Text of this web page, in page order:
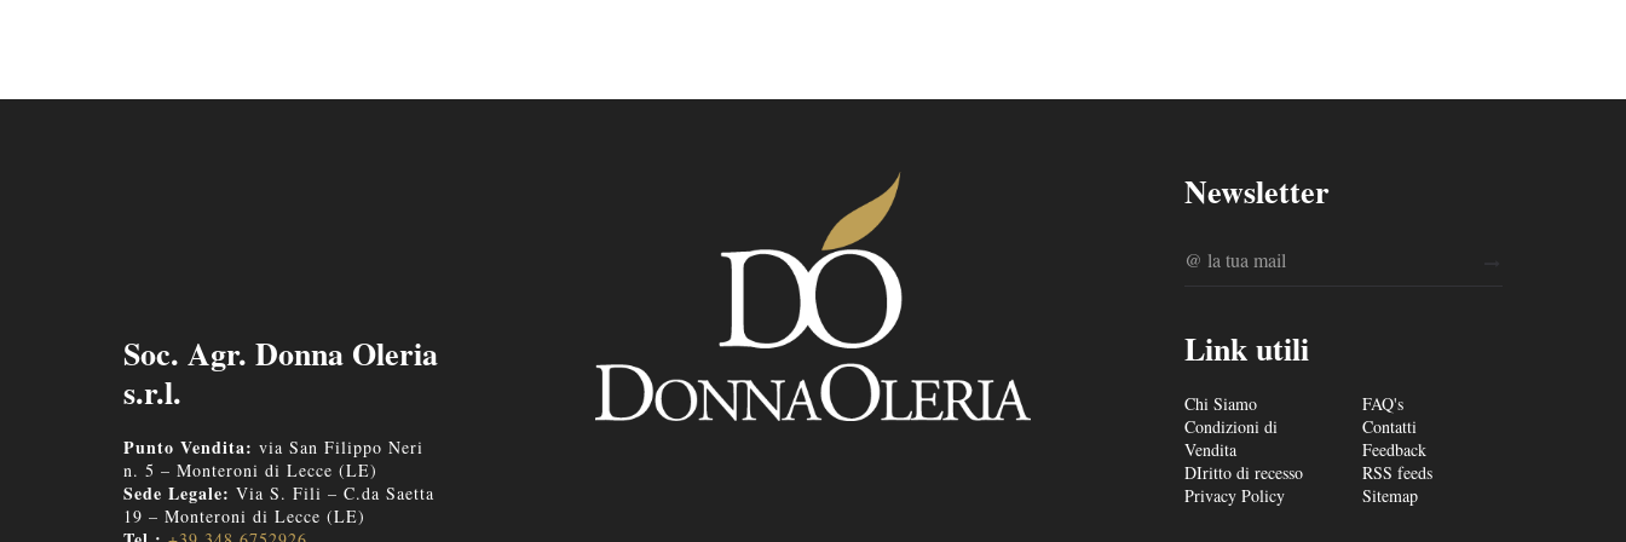
Soc. Agr. Donna Oleria
s.r.l.
Punto Vendita: via San Filippo Neri
n. 5 – Monteroni di Lecce (LE)
Sede Legale: Via S. Fili – C.da Saetta
19 – Monteroni di Lecce (LE)
Newsletter
Link utili
Chi Siamo
Condizioni di
Vendita
DIritto di recesso
Privacy Policy
FAQ's
Contatti
Feedback
RSS feeds
Sitemap